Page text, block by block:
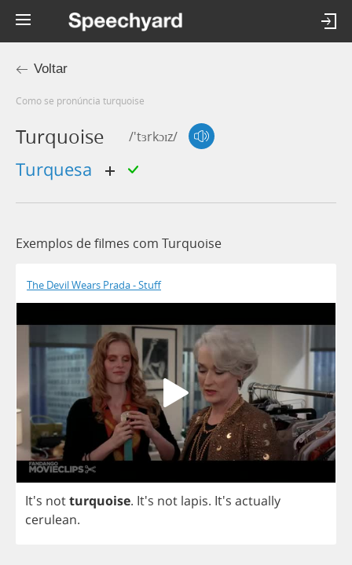
Voltar
Como se pronúncia turquoise
Turquoise /'tɜrkɔɪz/
turquesa
Exemplos de filmes com Turquoise
The Devil Wears Prada - Stuff
It's notturquoise. It's not lapis. It's actually
cerulean.